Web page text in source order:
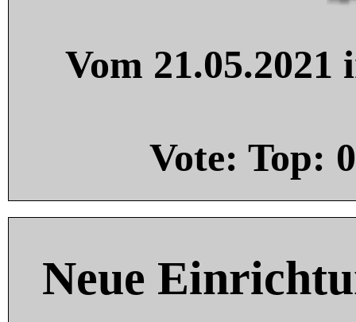
Vom
Vote: Top: 0
Neue